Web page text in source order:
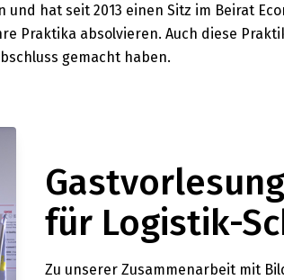
hat seit 2013 einen Sitz im Beirat
Praktika absolvieren. Auch diese
gemacht haben.
für Logistik-
Zu unserer Zusammenarbeit mit